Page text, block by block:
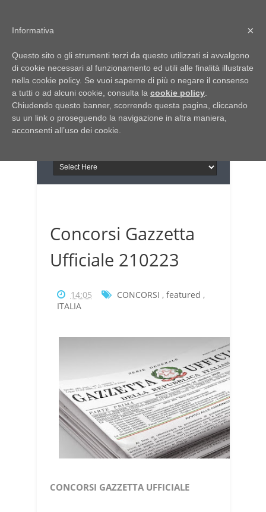
Italia Notizie
Giornale di Basilicata
Giornale di Puglia
INFORMAPUGLIA
Il portale n.1 del lavoro
in Puglia
Concorsi Gazzetta
Ufficiale 210223
14:05 CONCORSI , featured ,
ITALIA
CONCORSI GAZZETTA UFFICIALE
×
Informativa
Questo sito o gli strumenti terzi da questo utilizzati si avvalgono
di cookie necessari al funzionamento ed utili alle finalità illustrate
nella cookie policy. Se vuoi saperne di più o negare il consenso
a tutti o ad alcuni cookie, consulta la cookie policy
Chiudendo questo banner, scorrendo questa pagina, cliccando
su un link o proseguendo la navigazione in altra maniera,
acconsenti all’uso dei cookie.